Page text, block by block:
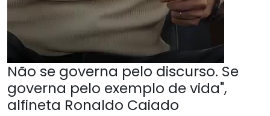
Não se governa pelo discurso. Se
governa pelo exemplo de vida",
alfineta Ronaldo Caiado